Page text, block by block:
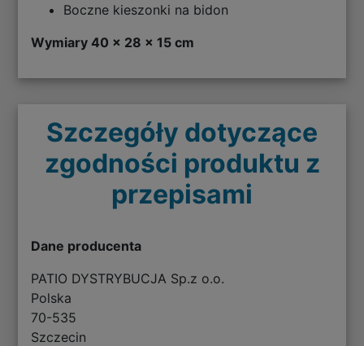
Boczne kieszonki na bidon
Wymiary 40 x 28 x 15 cm
Szczegóły dotyczące
zgodności produktu z
przepisami
Dane producenta
PATIO DYSTRYBUCJA Sp.z o.o.
Polska
70-535
Szczecin